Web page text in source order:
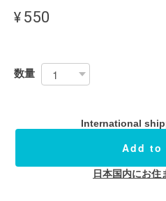
¥550
数量
International
Add to
日本国内にお住